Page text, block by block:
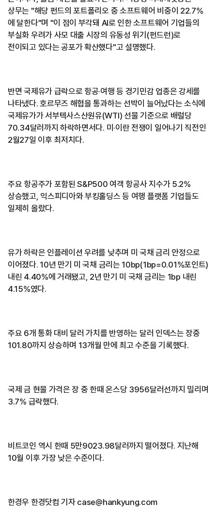
상무는 "해당 펀드의 포트폴리오 중 소프트웨어 비중이 22.7%
에 달한다"며 "이 점이 부각돼 AI로 인한 소프트웨어 기업들의
부실화 우려가 사모 대출 시장의 유동성 위기(펀드런)로
전이되고 있다는 공포가 확산했다"고 설명했다.
반면 국제유가 급락으로 항공·여행 등 경기민감 업종은 강세를
나타냈다. 호르무즈 해협을 통과하는 선박이 늘어났다는 소식에
국제유가가 서부텍사스산원유(WTI) 선물 기준으로 배럴당
70.34달러까지 하락하면서다. 미·이란 전쟁이 일어나기 직전인
2월27일 이후 최저치다.
주요 항공주가 포함된 S&P500 여객 항공사 지수가 5.2%
상승했고, 익스피디아와 부킹홀딩스 등 여행 플랫폼 기업들도
일제히 올랐다.
유가 하락은 인플레이션 우려를 낮추며 미 국채 금리 안정으로
이어졌다. 10년 만기 미 국채 금리는 10bp(1bp=0.01%포인트)
내린 4.40%에 거래됐고, 2년 만기 미 국채 금리는 1bp 내린
4.15%였다.
주요 6개 통화 대비 달러 가치를 반영하는 달러 인덱스는 장중
101.80까지 상승하며 13개월 만에 최고 수준을 기록했다.
국제 금 현물 가격은 장 중 한때 온스당 3956달러선까지 밀리며
3.7% 급락했다.
비트코인 역시 한때 5만9023.98달러까지 떨어졌다. 지난해
10월 이후 가장 낮은 수준이다.
한경우 한경닷컴 기자 case@hankyung.com